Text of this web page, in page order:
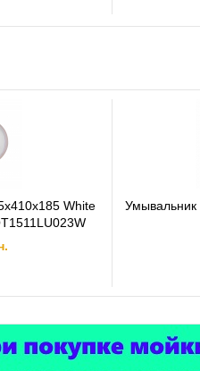
White
Умывальник